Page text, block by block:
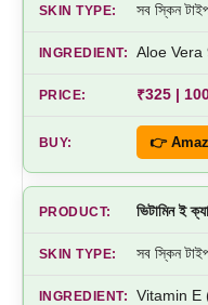
সব স্কিন
Aloe Vera
₹325 |
👉
ভিটামিন ই
সব স্কিন
Vitamin E